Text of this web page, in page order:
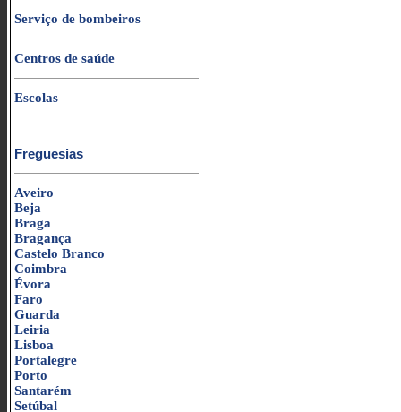
Serviço de bombeiros
Centros de saúde
Escolas
Freguesias
Aveiro
Beja
Braga
Bragança
Castelo Branco
Coimbra
Évora
Faro
Guarda
Leiria
Lisboa
Portalegre
Porto
Santarém
Setúbal